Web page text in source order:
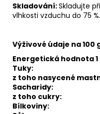
Skladování:Skladujte
vlhkosti vzduchu do 75 %.
Výživové údaje na 100
Energetická hodnota 1
Tuky:
z toho nasycené
Sacharidy:
z toho cukry:
Bílkoviny: